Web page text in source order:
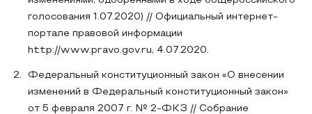
голосования 1.07.2020) // Официальный интернет-
портале правовой информации
http://www.pravo.gov.ru, 4.07.2020.
Федеральный конституционный закон «О внесении
изменений в Федеральный конституционный закон»
от 5 февраля 2007 г. № 2-ФКЗ // Собрание